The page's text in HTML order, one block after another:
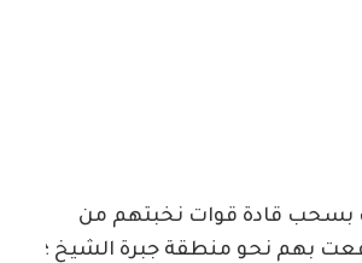
بسحب قادة قوات نخبتهم من
بهم نحو منطقة جبرة الشيخ ؛